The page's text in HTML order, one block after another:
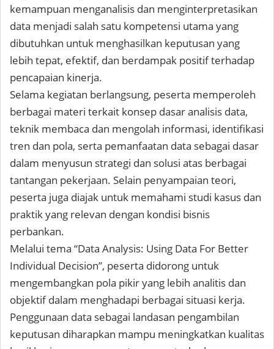
kemampuan menganalisis dan menginterpretasikan
data menjadi salah satu kompetensi utama yang
dibutuhkan untuk menghasilkan keputusan yang
lebih tepat, efektif, dan berdampak positif terhadap
pencapaian kinerja.
Selama kegiatan berlangsung, peserta memperoleh
berbagai materi terkait konsep dasar analisis data,
teknik membaca dan mengolah informasi, identifikasi
tren dan pola, serta pemanfaatan data sebagai dasar
dalam menyusun strategi dan solusi atas berbagai
tantangan pekerjaan. Selain penyampaian teori,
peserta juga diajak untuk memahami studi kasus dan
praktik yang relevan dengan kondisi bisnis
perbankan.
Melalui tema “Data Analysis: Using Data For Better
Individual Decision”, peserta didorong untuk
mengembangkan pola pikir yang lebih analitis dan
objektif dalam menghadapi berbagai situasi kerja.
Penggunaan data sebagai landasan pengambilan
keputusan diharapkan mampu meningkatkan kualitas